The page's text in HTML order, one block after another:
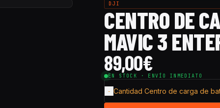
DJI
CENTRO DE
MAVIC 3
89,00€
EN STOCK · ENVÍO INMEDIATO
Cantidad Centro de carga de